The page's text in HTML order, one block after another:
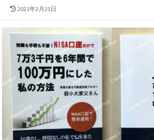
最
更
日
2021年2月21日